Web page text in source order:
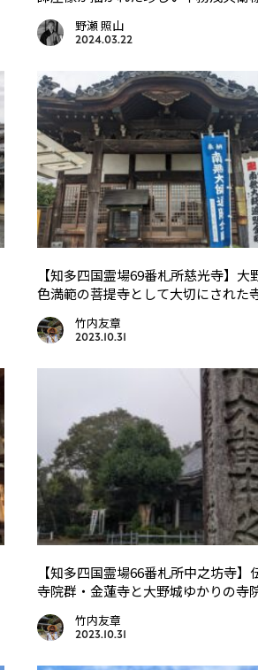
野瀬 照山
2024.03.22
【知多四国霊場69番札所慈光寺】大
色満範の菩提寺として大切にされた
竹内友章
2023.10.31
【知多四国霊場66番札所中之坊寺】
寺院群・金蓮寺と大野城ゆかりの寺
竹内友章
2023.10.31